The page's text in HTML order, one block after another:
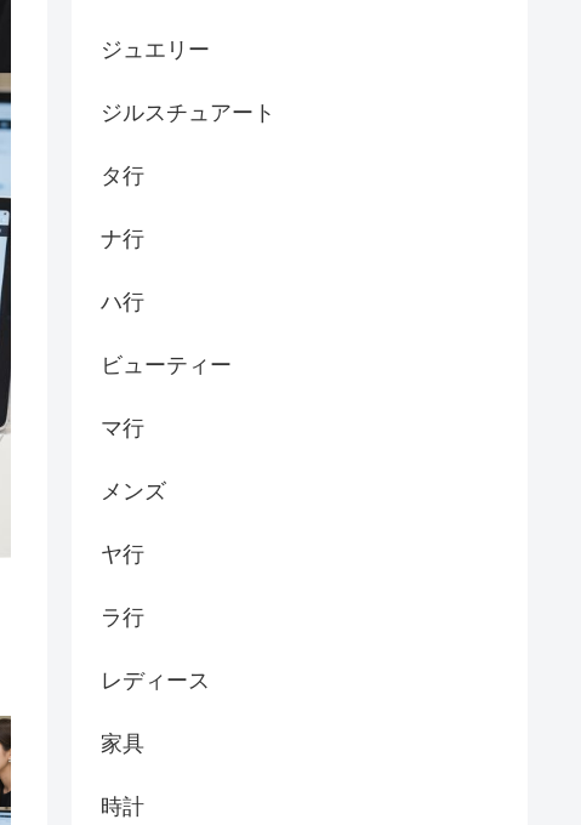
ジュエリー
ジルスチュアート
タ行
ナ行
ハ行
ビューティー
マ行
メンズ
ヤ行
ラ行
レディース
家具
時計